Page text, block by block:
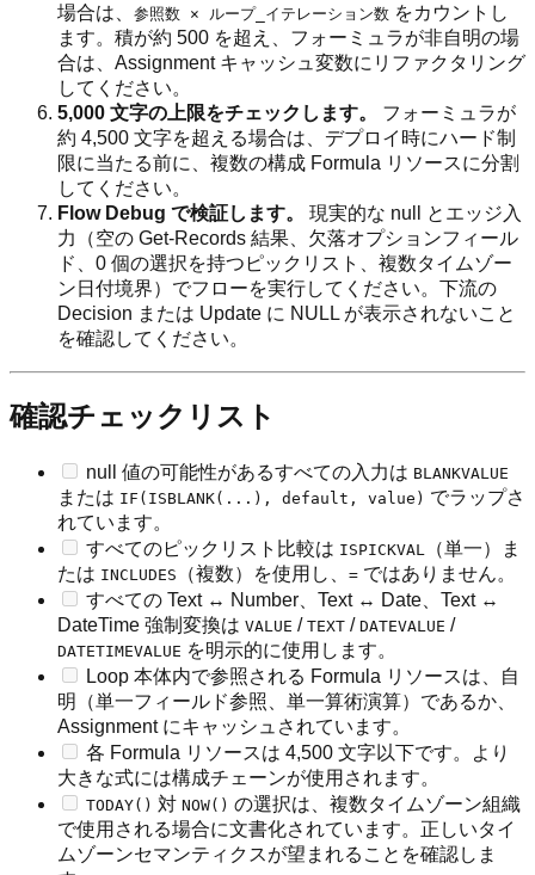
場合は、 参照数 × ループ_イテレーション数 をカウントし
ます。積が約 500 を超え、フォーミュラが非自明の場
合は、Assignment キャッシュ変数にリファクタリング
してください。
5,000 文字の上限をチェックします。
フォーミュラが
約 4,500 文字を超える場合は、デプロイ時にハード制
限に当たる前に、複数の構成 Formula リソースに分割
してください。
Flow Debug で検証します。
現実的な null とエッジ入
力（空の Get-Records 結果、欠落オプションフィール
ド、0 個の選択を持つピックリスト、複数タイムゾー
ン日付境界）でフローを実行してください。下流の
Decision または Update に NULL が表示されないこと
を確認してください。
確認チェックリスト
null 値の可能性があるすべての入力は BLANKVALUE
または IF(ISBLANK(...), default, value) でラップさ
れています。
すべてのピックリスト比較は ISPICKVAL
（単一）ま
たは INCLUDES （複数）を使用し、 = ではありません。
すべての Text ↔ Number、Text ↔ Date、Text ↔
DateTime 強制変換は VALUE / TEXT / DATEVALUE /
DATETIMEVALUE を明示的に使用します。
Loop 本体内で参照される Formula リソースは、自
明（単一フィールド参照、単一算術演算）であるか、
Assignment にキャッシュされています。
各 Formula リソースは 4,500 文字以下です。より
大きな式には構成チェーンが使用されます。
TODAY() 対 NOW() の選択は、複数タイムゾーン組織
で使用される場合に文書化されています。正しいタイ
ムゾーンセマンティクスが望まれることを確認しま